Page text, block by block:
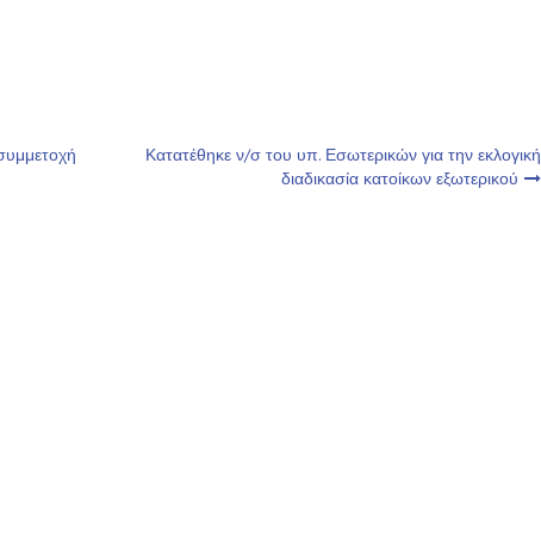
Κατατέθηκε ν/σ του υπ. Εσωτερικών για την εκλογική
διαδικασία κατοίκων εξωτερικού